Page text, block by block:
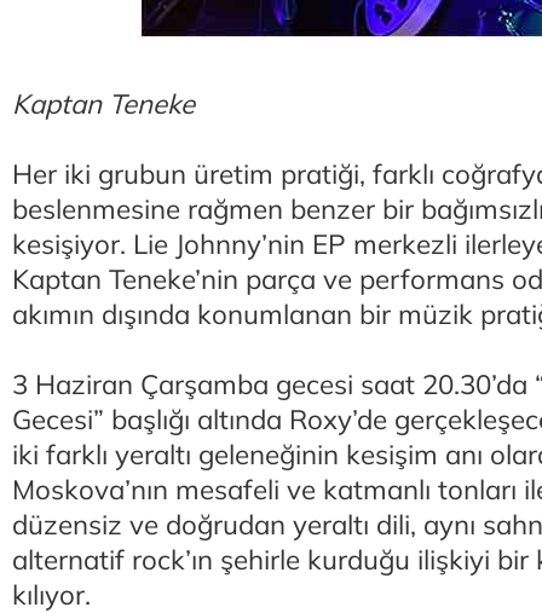
Kaptan Teneke
Her iki grubun üretim pratiği, farklı
beslenmesine rağmen benzer bir
kesişiyor. Lie Johnny’nin EP merkezli
Kaptan Teneke’nin parça ve performans
akımın dışında konumlanan bir müzik
3 Haziran Çarşamba gecesi saat 20.30’da
Gecesi” başlığı altında Roxy’de
iki farklı yeraltı geleneğinin kesişim anı
Moskova’nın mesafeli ve katmanlı tonları
düzensiz ve doğrudan yeraltı dili, aynı
alternatif rock’ın şehirle kurduğu ilişkiyi
kılıyor.